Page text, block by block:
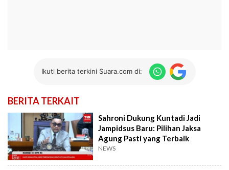
Ikuti berita terkini Suara.com di:
BERITA TERKAIT
Sahroni Dukung Kuntadi Jadi
Jampidsus Baru: Pilihan Jaksa
Agung Pasti yang Terbaik
NEWS